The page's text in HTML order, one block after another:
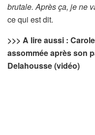
brutale. Après ça, je ne
ce qui est dit.
>>> A lire aussi :
assommée après son
Delahousse (vidéo)